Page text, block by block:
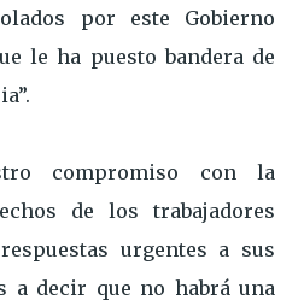
por este Gobierno
le ha puesto bandera de
compromiso con la
de los trabajadores
urgentes a sus
a decir que no habrá una